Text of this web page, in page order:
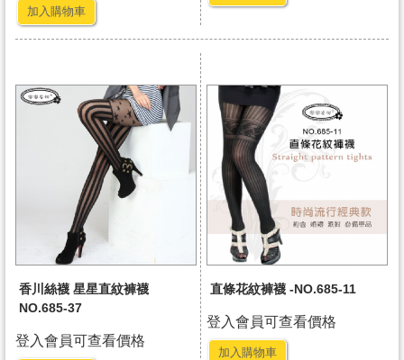
加入購物車
香川絲襪 星星直紋褲襪
NO.685-37
登入會員可查看價格
直條花紋褲襪 -NO.685-11
登入會員可查看價格
加入購物車